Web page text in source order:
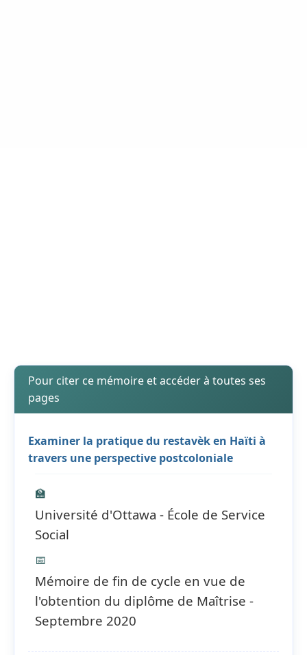
Pour citer ce mémoire et accéder à toutes ses
pages
Examiner la pratique du restavèk en Haïti à
travers une perspective postcoloniale
🏫
Université d'Ottawa - École de Service
Social
📅
Mémoire de fin de cycle en vue de
l'obtention du diplôme de Maîtrise -
Septembre 2020